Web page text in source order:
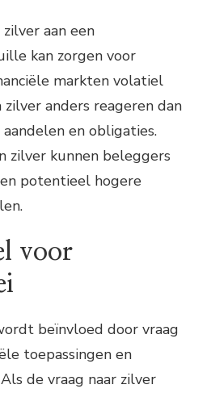
aan een
kan zorgen voor
markten volatiel
zilver anders reageren dan
en obligaties.
zilver kunnen beleggers
potentieel hogere
voor
beïnvloed door vraag
toepassingen en
de vraag naar zilver